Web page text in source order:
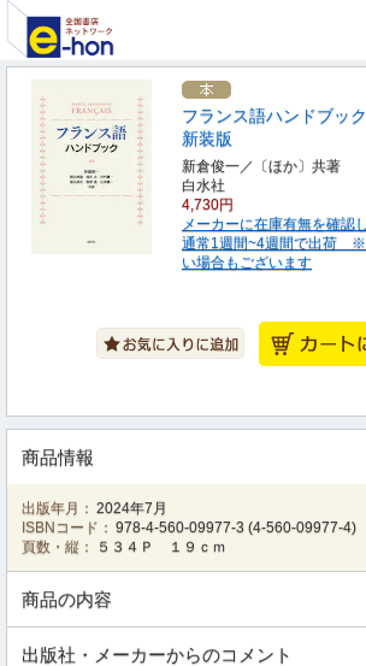
フランス語ハンドブック
新装版
新倉俊一／〔ほか〕共著
白水社
4,730円
メーカーに在庫有無を確認
通常1週間~4週間で出荷 ※
い場合もございます
商品情報
出版年月： 2024年7月
ISBNコード： 978-4-560-09977-3 (4-560-09977-4)
頁数・縦：
５３４Ｐ １９ｃｍ
商品の内容
出版社・メーカーからのコメント